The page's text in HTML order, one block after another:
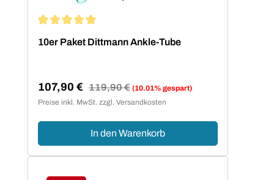
10er Paket Dittmann Ankle-Tube
Verkaufspreis:
107,90 € Regulärer Preis:
119,90 € (10.01% gespart)
Preise inkl. MwSt. zzgl. Versandkosten
In den Warenkorb